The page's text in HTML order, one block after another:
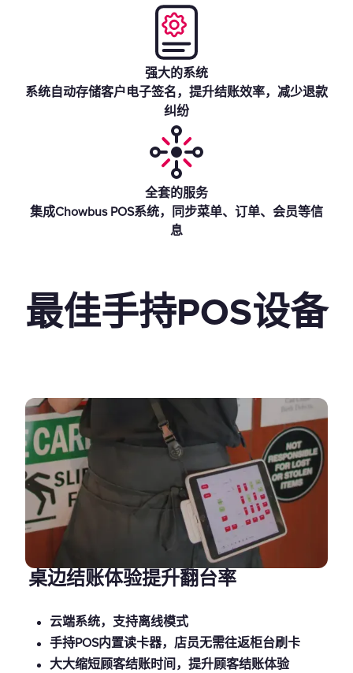
强大的系统
系统自动存储客户电子签名，提升结账效率，减少退款
纠纷
全套的服务
集成Chowbus POS系统，同步菜单、订单、会员等信
息
最佳手持POS设备
桌边结账体验提升翻台率
云端系统，支持离线模式
手持POS内置读卡器，店员无需往返柜台刷卡
大大缩短顾客结账时间，提升顾客结账体验